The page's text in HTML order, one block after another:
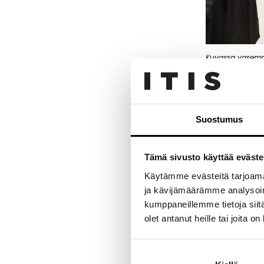
Suostumus
Tämä sivusto käyttää
Käytämme evästeitä
ja kävijämäärämme
kumppaneillemme tietoja
olet antanut heille tai joita
Kuvassa
Valikoimasta
selkeästi
Kevään
helmaa,
pitkin
”Marvelin
ollut todella